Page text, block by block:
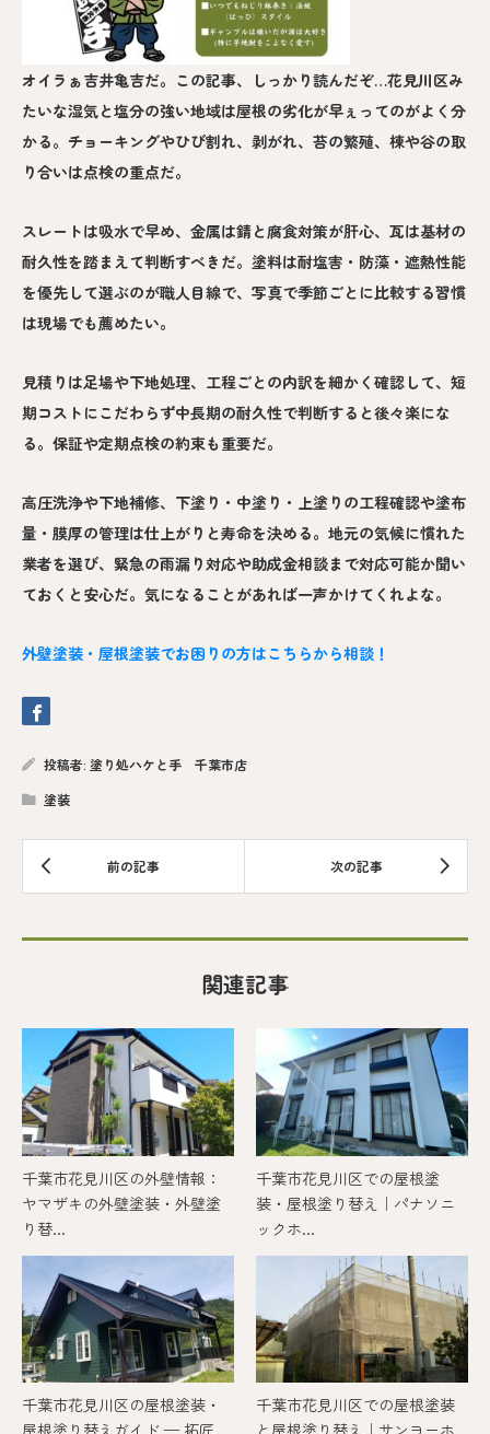
オイラぁ吉井亀吉だ。この記事、しっかり読んだぞ…花見川区み
たいな湿気と塩分の強い地域は屋根の劣化が早ぇってのがよく分
かる。チョーキングやひび割れ、剥がれ、苔の繁殖、棟や谷の取
り合いは点検の重点だ。
スレートは吸水で早め、金属は錆と腐食対策が肝心、瓦は基材の
耐久性を踏まえて判断すべきだ。塗料は耐塩害・防藻・遮熱性能
を優先して選ぶのが職人目線で、写真で季節ごとに比較する習慣
は現場でも薦めたい。
見積りは足場や下地処理、工程ごとの内訳を細かく確認して、短
期コストにこだわらず中長期の耐久性で判断すると後々楽にな
る。保証や定期点検の約束も重要だ。
高圧洗浄や下地補修、下塗り・中塗り・上塗りの工程確認や塗布
量・膜厚の管理は仕上がりと寿命を決める。地元の気候に慣れた
業者を選び、緊急の雨漏り対応や助成金相談まで対応可能か聞い
ておくと安心だ。気になることがあれば一声かけてくれよな。
外壁塗装・屋根塗装でお困りの方はこちらから相談！
投稿者: 塗り処ハケと手 千葉市店
塗装
関連記事
千葉市花見川区の外壁情報：
ヤマザキの外壁塗装・外壁塗
り替...
千葉市花見川区での屋根塗
装・屋根塗り替え｜パナソニ
ックホ...
千葉市花見川区の屋根塗装・
千葉市花見川区での屋根塗装